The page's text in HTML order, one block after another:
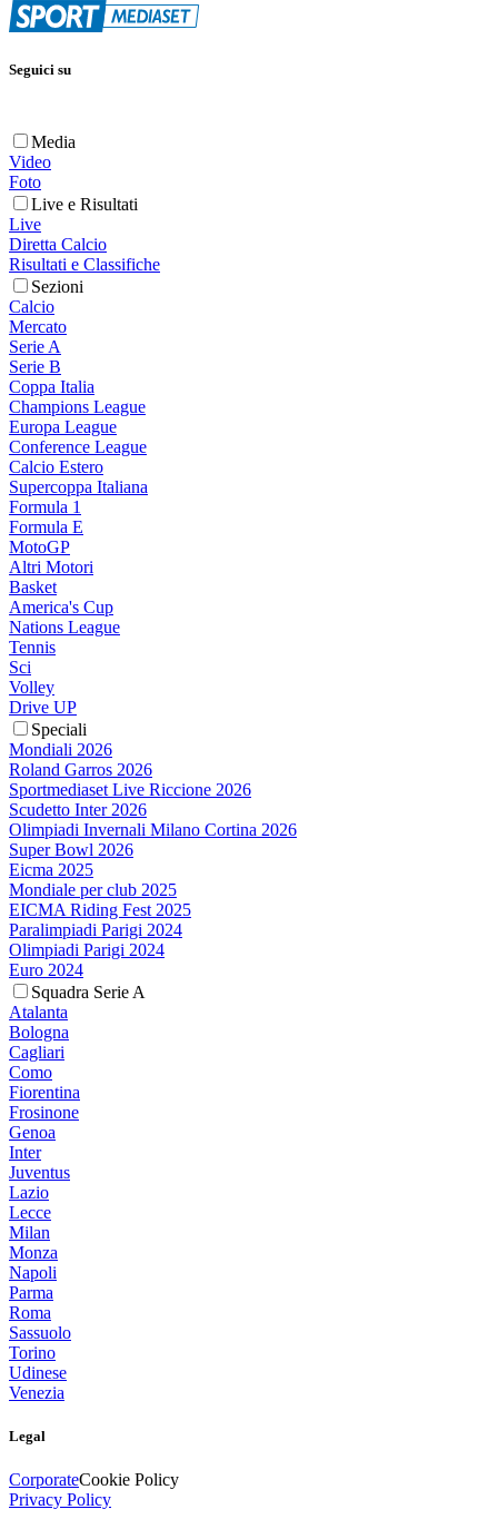
Seguici su
Media
Video
Foto
Live e Risultati
Live
Diretta Calcio
Risultati e Classifiche
Sezioni
Calcio
Mercato
Serie A
Serie B
Coppa Italia
Champions League
Europa League
Conference League
Calcio Estero
Supercoppa Italiana
Formula 1
Formula E
MotoGP
Altri Motori
Basket
America's Cup
Nations League
Tennis
Sci
Volley
Drive UP
Speciali
Mondiali 2026
Roland Garros 2026
Sportmediaset Live Riccione 2026
Scudetto Inter 2026
Olimpiadi Invernali Milano Cortina 2026
Super Bowl 2026
Eicma 2025
Mondiale per club 2025
EICMA Riding Fest 2025
Paralimpiadi Parigi 2024
Olimpiadi Parigi 2024
Euro 2024
Squadra Serie A
Atalanta
Bologna
Cagliari
Como
Fiorentina
Frosinone
Genoa
Inter
Juventus
Lazio
Lecce
Milan
Monza
Napoli
Parma
Roma
Sassuolo
Torino
Udinese
Venezia
Legal
CorporateCookie Policy
Privacy Policy